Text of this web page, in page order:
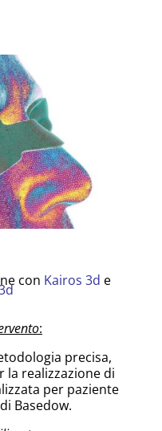
con Kairos 3d e
:
precisa,
la realizzazione di
per paziente
Basedow.